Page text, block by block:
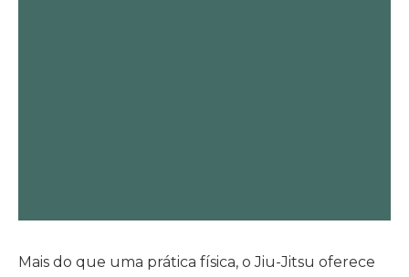
Mais do que uma prática física, o Jiu-Jitsu oferece